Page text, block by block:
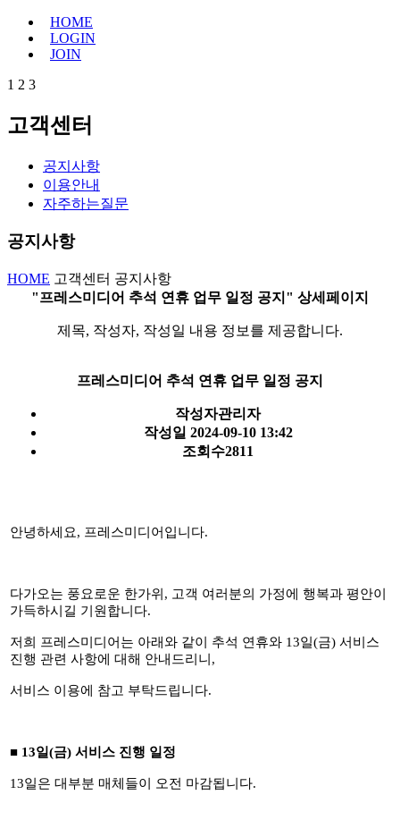
HOME
LOGIN
JOIN
1 2 3
고객센터
공지사항
이용안내
자주하는질문
공지사항
HOME 고객센터 공지사항
"프레스미디어 추석 연휴 업무 일정 공지" 상세페이지
제목, 작성자, 작성일 내용 정보를 제공합니다.
프레스미디어 추석 연휴 업무 일정 공지
작성자관리자
작성일 2024-09-10 13:42
조회수2811
안녕하세요, 프레스미디어입니다.
다가오는 풍요로운 한가위 , 고객 여러분의 가정에 행복과 평안이
가득하시길 기원합니다.
저희 프레스미디어는 아래와 같이 추석 연휴와 13일(금) 서비스
진행 관련 사항에 대해 안내드리니 ,
서비스 이용에 참고 부탁드립니다.
■ 13일(금) 서비스 진행 일정
13일은 대부분 매체들이 오전 마감됩니다.